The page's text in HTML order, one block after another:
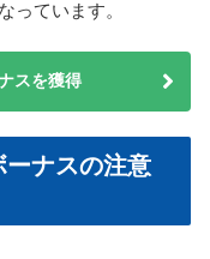
っています。
スを獲得
ナスの注意